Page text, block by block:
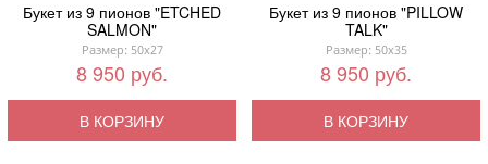
Букет из 9 пионов "ETCHED
SALMON"
Размер: 50x27
8 950 руб.
В КОРЗИНУ
Букет из 9 пионов "PILLOW
TALK"
Размер: 50x35
8 950 руб.
В КОРЗИНУ